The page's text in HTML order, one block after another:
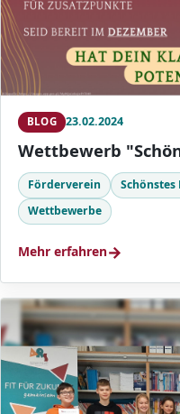
BLOG 23.02.2024
Wettbewerb
Förderverein
Wettbewerbe
Mehr erfahren→